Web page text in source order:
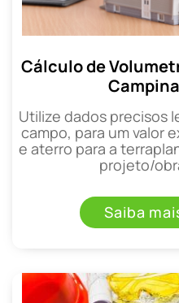
Cálculo de
Campina
Utilize dados precisos
campo, para um valor
e aterro para a
projeto/
Saiba